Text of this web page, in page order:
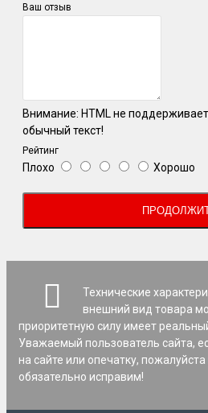
Ваш отзыв
Внимание: HTML не
обычный текст!
Рейтинг
Плохо Хорошо
Технические
внешний вид товара
приоритетную силу имеет
Уважаемый пользователь сайта,
на сайте или опечатку, пожалуйста
обязательно исправим!